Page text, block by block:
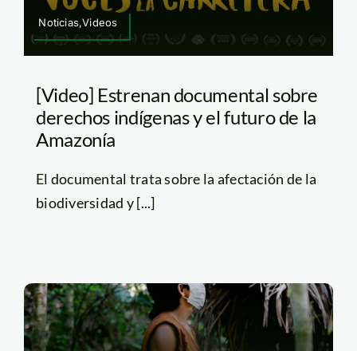
Noticias,Videos
[Video] Estrenan documental sobre
derechos indígenas y el futuro de la
Amazonía
El documental trata sobre la afectación de la
biodiversidad y [...]